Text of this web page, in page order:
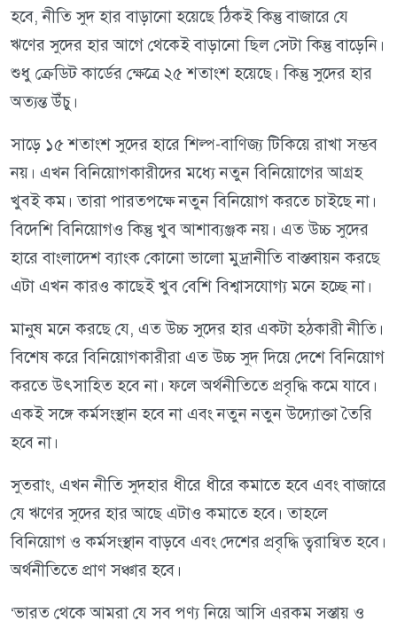
হবে, নীতি সুদ হার বাড়ানো হয়েছে ঠিকই কিন্তু বাজারে যে
ঋণের সুদের হার আগে থেকেই বাড়ানো ছিল সেটা কিন্তু বাড়েনি।
শুধু ক্রেডিট কার্ডের ক্ষেত্রে ২৫ শতাংশ হয়েছে। কিন্তু সুদের হার
অত্যন্ত উঁচু।
সাড়ে ১৫ শতাংশ সুদের হারে শিল্প-বাণিজ্য টিকিয়ে রাখা সম্ভব
নয়। এখন বিনিয়োগকারীদের মধ্যে নতুন বিনিয়োগের আগ্রহ
খুবই কম। তারা পারতপক্ষে নতুন বিনিয়োগ করতে চাইছে না।
বিদেশি বিনিয়োগও কিন্তু খুব আশাব্যঞ্জক নয়। এত উচ্চ সুদের
হারে বাংলাদেশ ব্যাংক কোনো ভালো মুদ্রানীতি বাস্তবায়ন করছে
এটা এখন কারও কাছেই খুব বেশি বিশ্বাসযোগ্য মনে হচ্ছে না।
মানুষ মনে করছে যে, এত উচ্চ সুদের হার একটা হঠকারী নীতি।
বিশেষ করে বিনিয়োগকারীরা এত উচ্চ সুদ দিয়ে দেশে বিনিয়োগ
করতে উৎসাহিত হবে না। ফলে অর্থনীতিতে প্রবৃদ্ধি কমে যাবে।
একই সঙ্গে কর্মসংস্থান হবে না এবং নতুন নতুন উদ্যোক্তা তৈরি
হবে না।
সুতরাং, এখন নীতি সুদহার ধীরে ধীরে কমাতে হবে এবং বাজারে
যে ঋণের সুদের হার আছে এটাও কমাতে হবে। তাহলে
বিনিয়োগ ও কর্মসংস্থান বাড়বে এবং দেশের প্রবৃদ্ধি ত্বরান্বিত হবে।
অর্থনীতিতে প্রাণ সঞ্চার হবে।
‘ভারত থেকে আমরা যে সব পণ্য নিয়ে আসি এরকম সস্তায় ও